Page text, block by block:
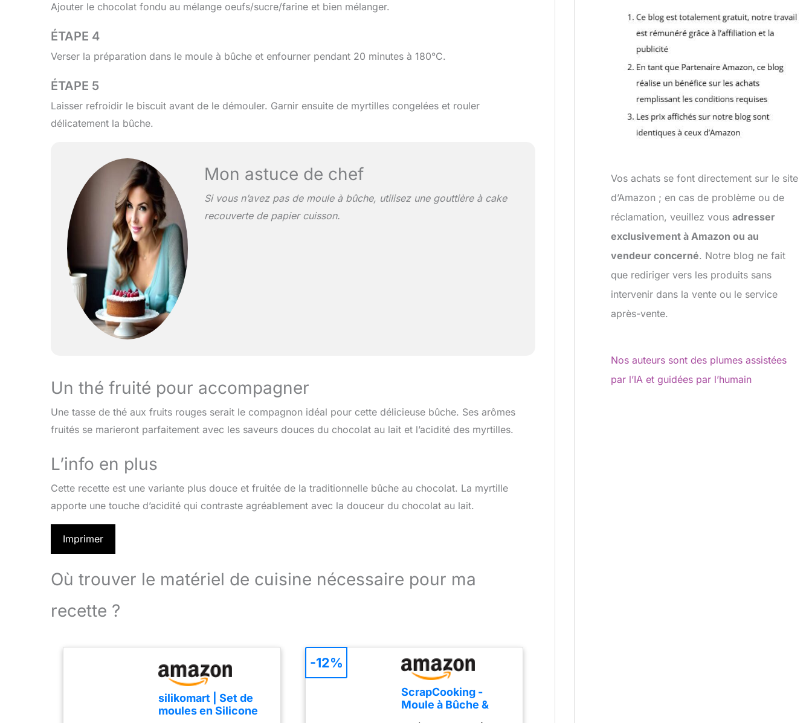
Ajouter le chocolat fondu au mélange oeufs/sucre/farine et bien mélanger.
ÉTAPE 4
Verser la préparation dans le moule à bûche et enfourner pendant 20 minutes à 180°C.
ÉTAPE 5
Laisser refroidir le biscuit avant de le démouler. Garnir ensuite de myrtilles congelées et rouler
délicatement la bûche.
Mon astuce de chef
Si vous n’avez pas de moule à bûche, utilisez une gouttière à cake
recouverte de papier cuisson.
Un thé fruité pour accompagner
Une tasse de thé aux fruits rouges serait le compagnon idéal pour cette délicieuse bûche. Ses arômes
fruités se marieront parfaitement avec les saveurs douces du chocolat au lait et l’acidité des myrtilles.
L’info en plus
Cette recette est une variante plus douce et fruitée de la traditionnelle bûche au chocolat. La myrtille
apporte une touche d’acidité qui contraste agréablement avec la douceur du chocolat au lait.
Imprimer
Où trouver le matériel de cuisine nécessaire pour ma
recette ?
silikomart | Set de
moules en Silicone
ScrapCooking -
Moule à Bûche &
-12%
Vos achats se font directement sur le site
d’Amazon ; en cas de problème ou de
réclamation, veuillez vousadresser
exclusivement à Amazon ou au
vendeur concerné. Notre blog ne fait
que rediriger vers les produits sans
intervenir dans la vente ou le service
après-vente.
Nos auteurs sont des plumes assistées
par l’IA et guidées par l’humain